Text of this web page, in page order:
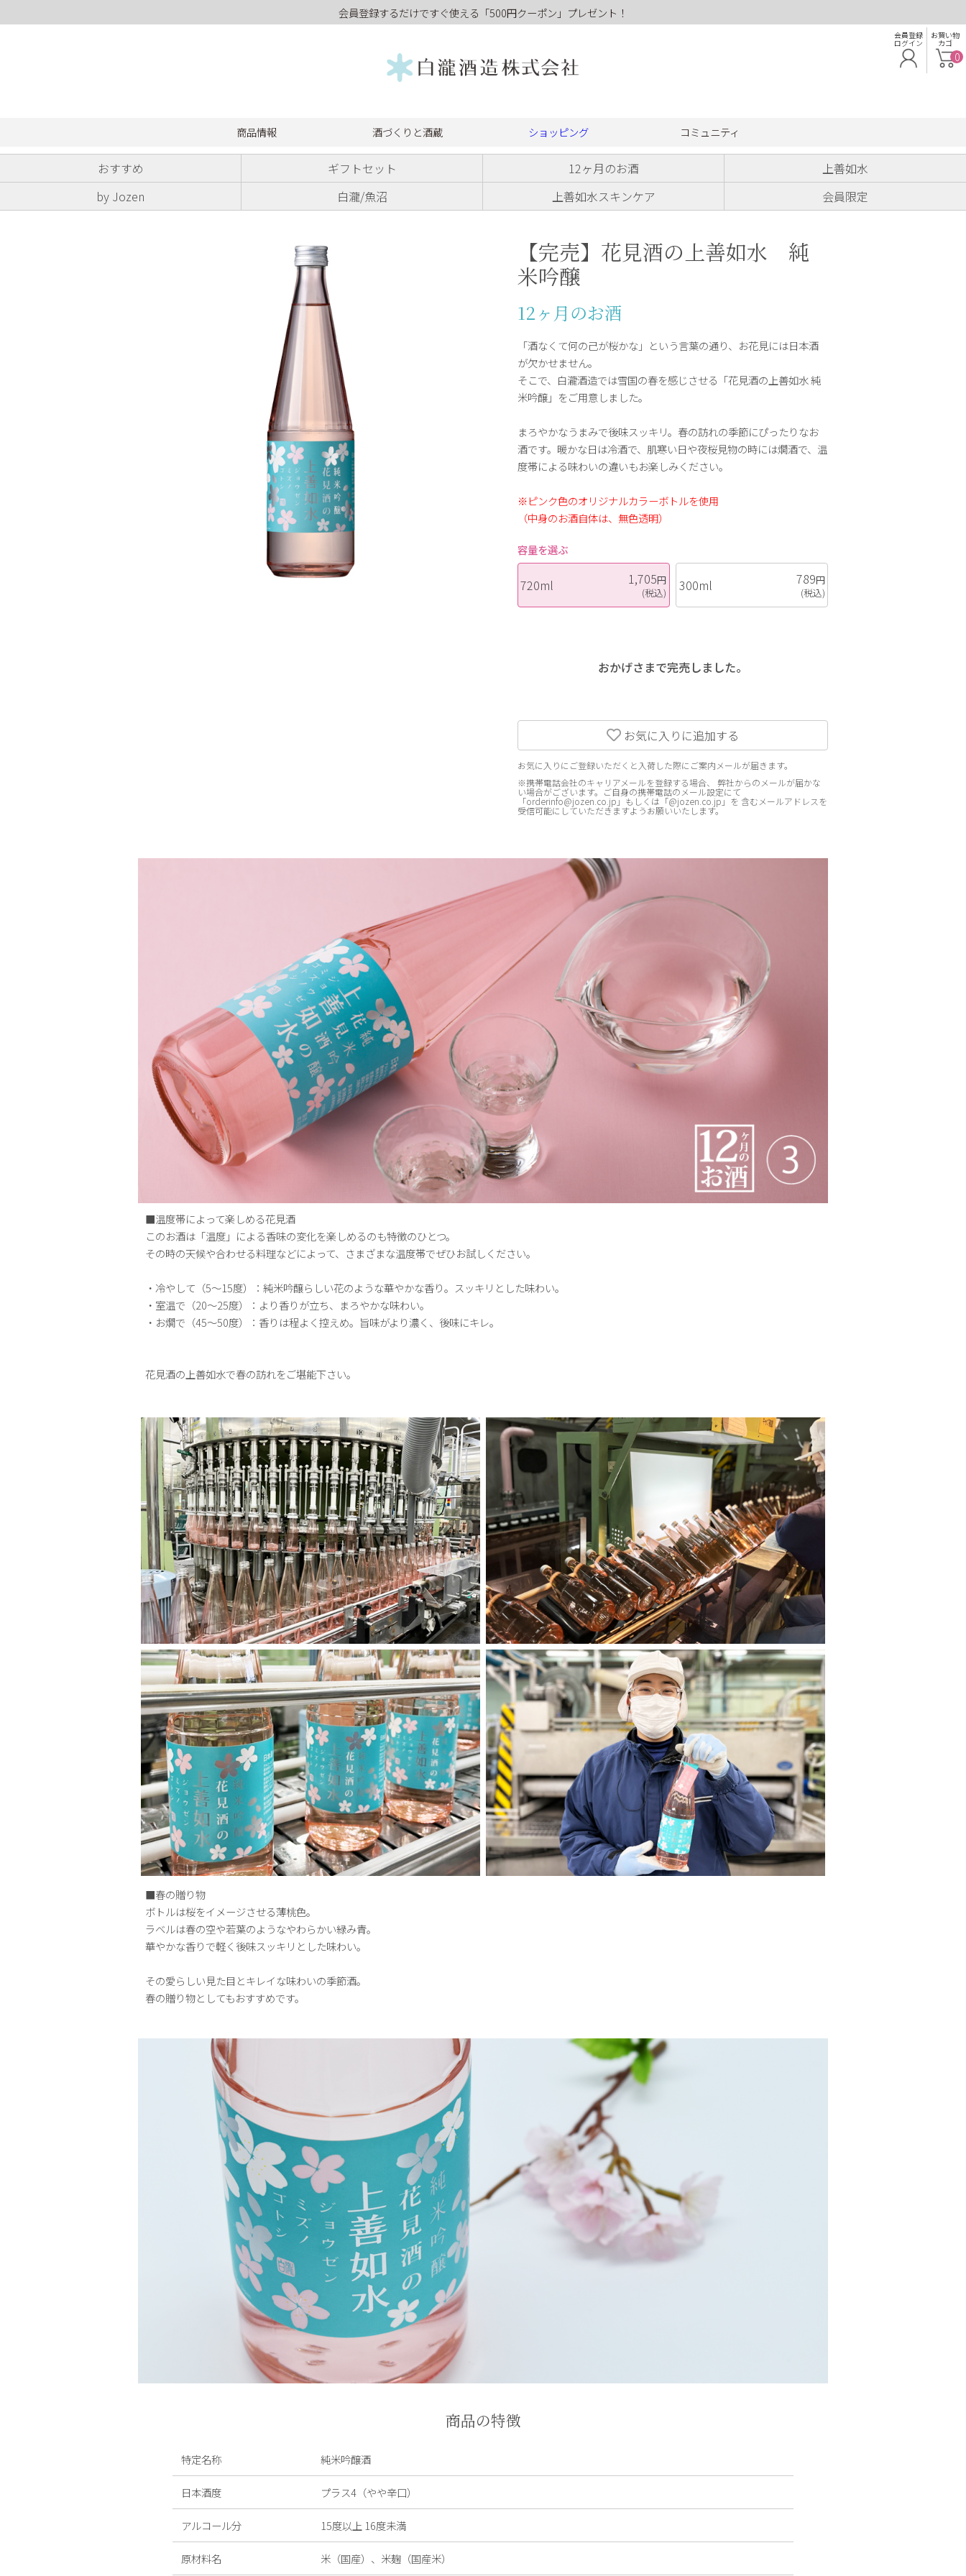
会員登録するだけですぐ使える「500円クーポン」プレゼント！
商品情報 酒づくりと酒蔵 ショッピング コミュニティ
会員登録
ログイン
お買い物
カゴ
0
おすすめ ギフトセット 12ヶ月のお酒
上善如水
by Jozen
白瀧/魚沼 上善如水スキンケア 会員限定
【完売】花見酒の上善如水 純
米吟醸
12ヶ月のお酒
「酒なくて何の己が桜かな」という言葉の通り、お花見には日本酒
が欠かせません。
そこで、白瀧酒造では雪国の春を感じさせる「花見酒の上善如水 純
米吟醸」をご用意しました。
まろやかなうまみで後味スッキリ。春の訪れの季節にぴったりなお
酒です。暖かな日は冷酒で、肌寒い日や夜桜見物の時には燗酒で、温
度帯による味わいの違いもお楽しみください。
※ピンク色のオリジナルカラーボトルを使用
（中身のお酒自体は、無色透明）
容量を選ぶ
720ml 1,705円
(税込)
300ml 789円
(税込)
おかげさまで完売しました。
お気に入りに追加する
お気に入りにご登録いただくと入荷した際にご案内メールが届きます。
※携帯電話会社のキャリアメールを登録する場合、 弊社からのメールが届かな
い場合がございます。ご自身の携帯電話のメール設定にて
「orderinfo@jozen.co.jp」もしくは「@jozen.co.jp」を 含むメールアドレスを
受信可能にしていただきますようお願いいたします。
■温度帯によって楽しめる花見酒
このお酒は「温度」による香味の変化を楽しめるのも特徴のひとつ。
その時の天候や合わせる料理などによって、さまざまな温度帯でぜひお試しください。
・冷やして（5～15度）：純米吟醸らしい花のような華やかな香り。スッキリとした味わい。
・室温で（20～25度）：より香りが立ち、まろやかな味わい。
・お燗で（45～50度）：香りは程よく控えめ。旨味がより濃く、後味にキレ。
花見酒の上善如水で春の訪れをご堪能下さい。
■春の贈り物
ボトルは桜をイメージさせる薄桃色。
ラベルは春の空や若葉のようなやわらかい緑み青。
華やかな香りで軽く後味スッキリとした味わい。
その愛らしい見た目とキレイな味わいの季節酒。
春の贈り物としてもおすすめです。
商品の特徴
特定名称 純米吟醸酒
日本酒度 プラス4（やや辛口）
アルコール分 15度以上 16度未満
原材料名 米（国産）、米麹（国産米）